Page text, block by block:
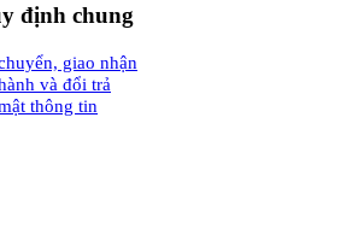
định chung
giao nhận
và đổi trả
thông tin